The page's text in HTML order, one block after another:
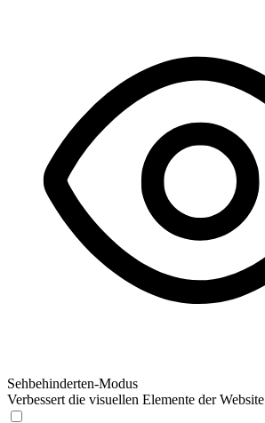
Sehbehinderten-Modus
Verbessert die visuellen Elemente der Website